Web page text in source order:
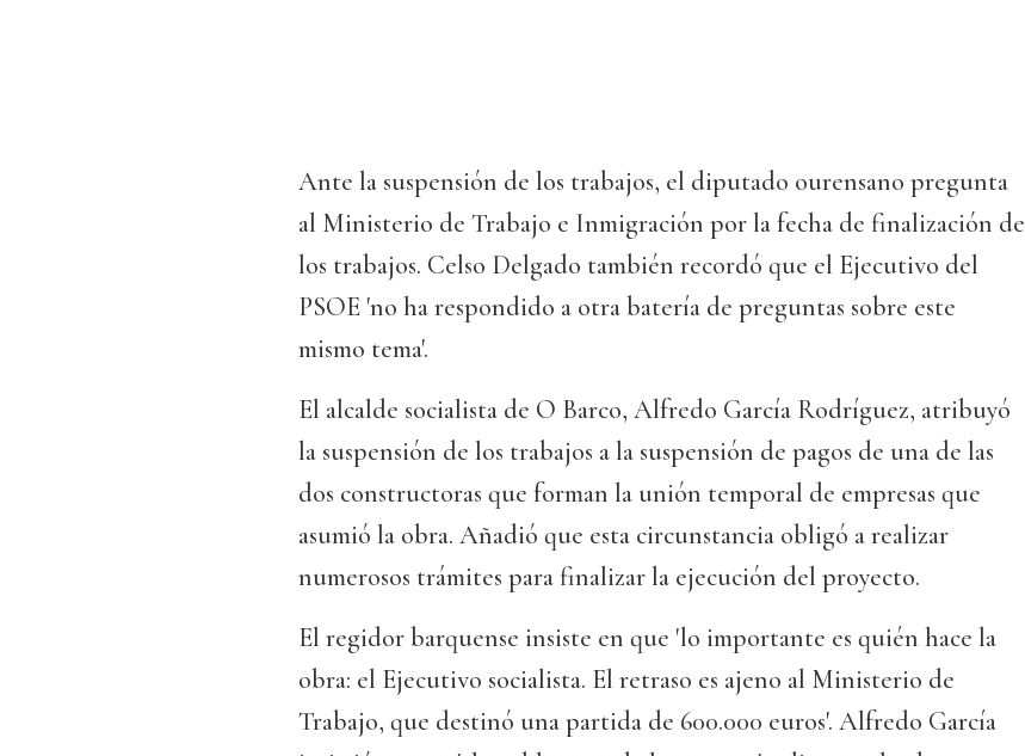
Ante la suspensión de los trabajos, el diputado ourensano pregunta
al Ministerio de Trabajo e Inmigración por la fecha de finalización de
los trabajos. Celso Delgado también recordó que el Ejecutivo del
PSOE 'no ha respondido a otra batería de preguntas sobre este
mismo tema'.
El alcalde socialista de O Barco, Alfredo García Rodríguez, atribuyó
la suspensión de los trabajos a la suspensión de pagos de una de las
dos constructoras que forman la unión temporal de empresas que
asumió la obra. Añadió que esta circunstancia obligó a realizar
numerosos trámites para finalizar la ejecución del proyecto.
El regidor barquense insiste en que 'lo importante es quién hace la
obra: el Ejecutivo socialista. El retraso es ajeno al Ministerio de
Trabajo, que destinó una partida de 600.000 euros'. Alfredo García